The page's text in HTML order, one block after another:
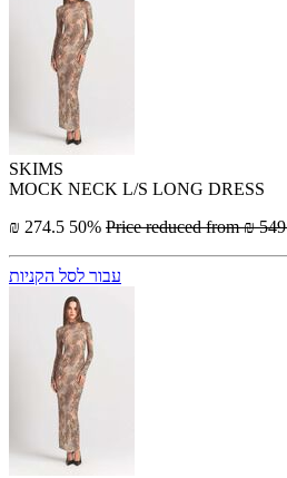
SKIMS
MOCK NECK L/S LONG DRESS
₪ 274.5 50% Price reduced from₪ 549
עבור לסל הקניות